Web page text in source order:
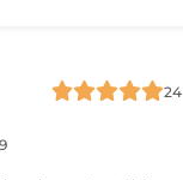
24